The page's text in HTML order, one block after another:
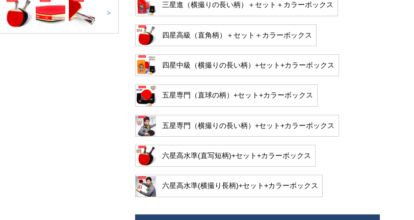
>
三星進（横撮りの長い柄）＋セット＋カラーボックス
四星高級（直角柄）＋セット＋カラーボックス
四星中級（横撮りの長い柄）+セット+カラーボックス
五星専門（直球の柄）+セット+カラーボックス
五星専門（横撮りの長い柄）+セット+カラーボックス
六星高水準(直写短柄)+セット+カラーボックス
六星高水準(横撮り長柄)+セット+カラーボックス